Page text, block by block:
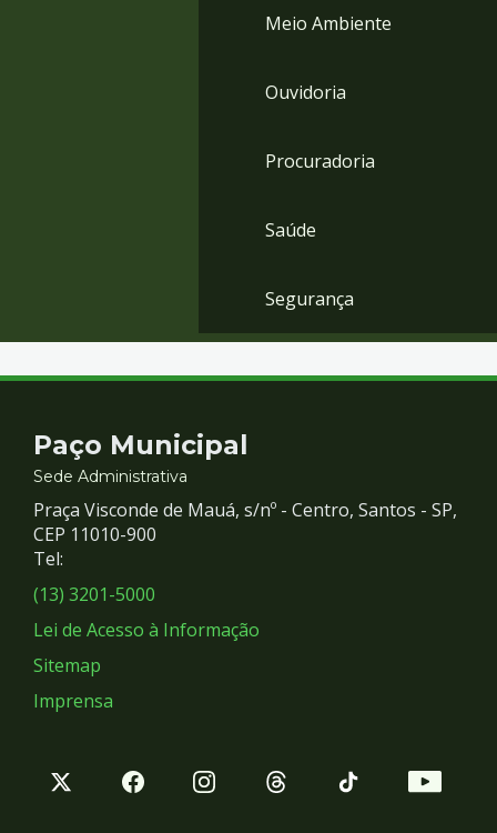
Meio Ambiente
Ouvidoria
Procuradoria
Saúde
Segurança
Contato
e
Redes
Sociais
Paço Municipal
Sede Administrativa
Praça Visconde de Mauá, s/nº - Centro, Santos - SP,
CEP 11010-900
Tel:
(13) 3201-5000
Lei de Acesso à Informação
Sitemap
Imprensa